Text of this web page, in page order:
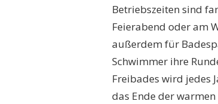
Betriebszeiten sind
Feierabend oder am
außerdem für
Schwimmer ihre
Freibades wird jedes
das Ende der